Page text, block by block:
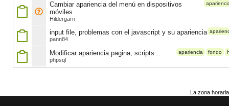
Cambiar apariencia del menú en dispositivos
móviles
Hildergarn
input file, problemas con el javascript y su apariencia
pann84
apariencia fondo
Modificar apariencia pagina, scripts...
phpsql
La zona